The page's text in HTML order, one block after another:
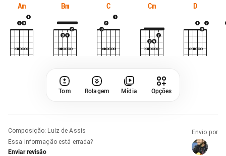
Am Bm C Cm D
Tom Rolagem Mídia Opções
Composição: Luiz de Assis
Essa informação está errada?
Enviar revisão
Envio por